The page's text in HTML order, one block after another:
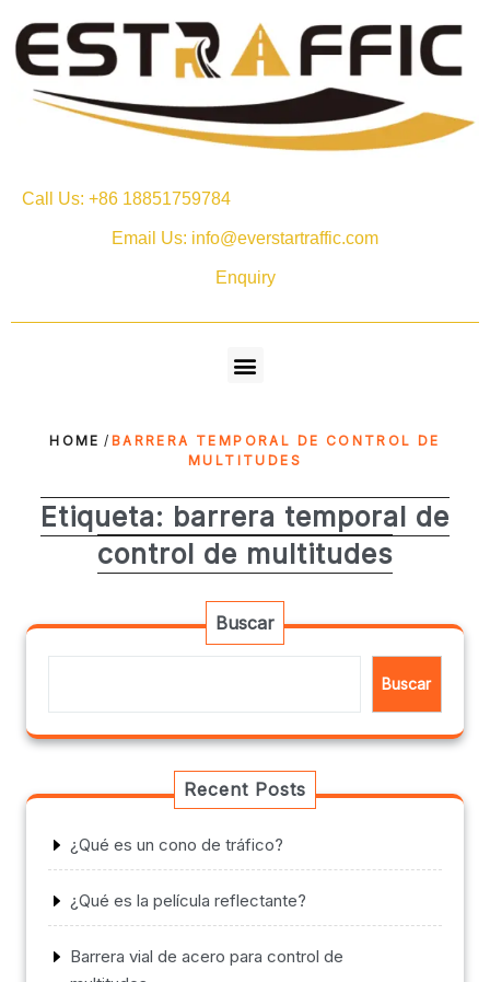
Call Us: +86 18851759784
Email Us: info@everstartraffic.com
Enquiry
HOME / BARRERA TEMPORAL DE CONTROL DE
MULTITUDES
Etiqueta: barrera temporal de
control de multitudes
Buscar
Buscar
Recent Posts
¿Qué es un cono de tráfico?
¿Qué es la película reflectante?
Barrera vial de acero para control de